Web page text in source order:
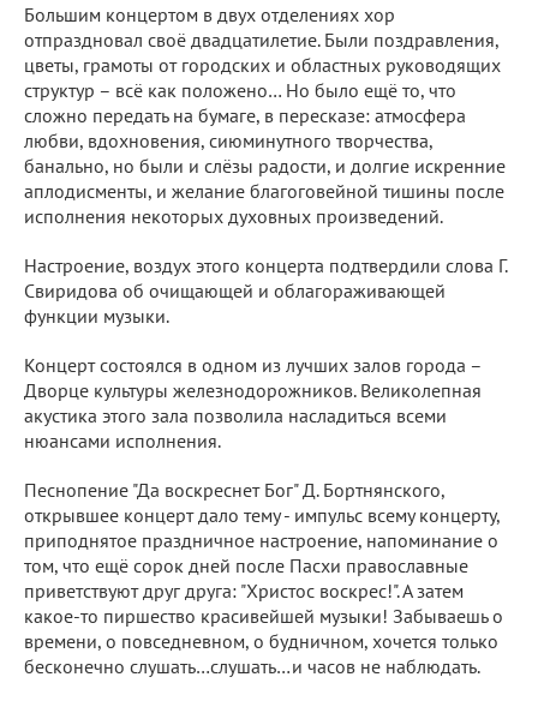
Большим концертом в двух отделениях хор
отпраздновал своё двадцатилетие. Были поздравления,
цветы, грамоты от городских и областных руководящих
структур – всё как положено… Но было ещё то, что
сложно передать на бумаге, в пересказе: атмосфера
любви, вдохновения, сиюминутного творчества,
банально, но были и слёзы радости, и долгие искренние
аплодисменты, и желание благоговейной тишины после
исполнения некоторых духовных произведений.
Настроение, воздух этого концерта подтвердили слова Г.
Свиридова об очищающей и облагораживающей
функции музыки.
Концерт состоялся в одном из лучших залов города –
Дворце культуры железнодорожников. Великолепная
акустика этого зала позволила насладиться всеми
нюансами исполнения.
Песнопение "Да воскреснет Бог" Д. Бортнянского,
открывшее концерт дало тему - импульс всему концерту,
приподнятое праздничное настроение, напоминание о
том, что ещё сорок дней после Пасхи православные
приветствуют друг друга: "Христос воскрес!". А затем
какое-то пиршество красивейшей музыки! Забываешь о
времени, о повседневном, о будничном, хочется только
бесконечно слушать…слушать…и часов не наблюдать.